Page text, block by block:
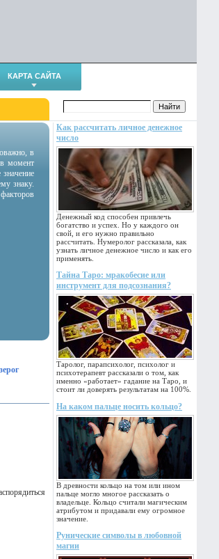
КАРТА САЙТА
Как рассчитать личное денежное
число
Денежный код способен привлечь
богатство и успех. Но у каждого он
свой, и его нужно правильно
рассчитать. Нумеролог рассказала, как
узнать личное денежное число и как его
применять.
Тайна Таро: мракобесие или
инструмент для подсознания?
Таролог, парапсихолог, психолог и
психотерапевт рассказали о том, как
именно «работает» гадание на Таро, и
стоит ли доверять результатам на 100%.
На каком пальце носить кольцо?
В древности кольцо на том или ином
пальце могло многое рассказать о
владельце. Кольцо считали магическим
атрибутом и придавали ему огромное
значение.
Рунические символы в любовной
магии
в
в момент
знаку.